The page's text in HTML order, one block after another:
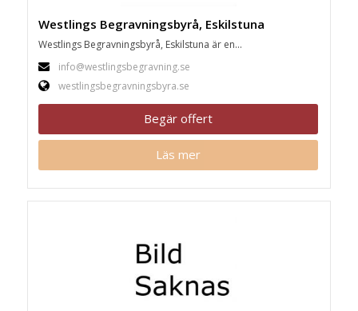
Westlings Begravningsbyrå, Eskilstuna
Westlings Begravningsbyrå, Eskilstuna är en...
info@westlingsbegravning.se
westlingsbegravningsbyra.se
Begär offert
Läs mer